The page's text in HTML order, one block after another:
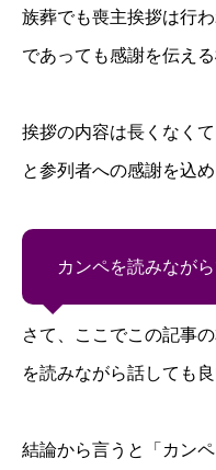
族葬でも喪主挨拶は行
であっても感謝を伝え
挨拶の内容は長くなく
と参列者への感謝を込
カンペを読みなが
さて、ここでこの記事の
を読みながら話しても
結論から言うと「カン